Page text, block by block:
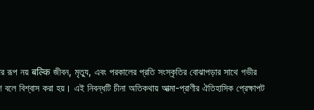
রূপ নয় बल्कि জীবন, মৃত্যু, এবং পরকালের প্রতি সংস্কৃতির বোঝাপড়ার সাথে গভীর
করা হয়। এই নিবন্ধটি চীনা অতিকথায় আত্মা-প্রাণীর ঐতিহাসিক প্রেক্ষাপট